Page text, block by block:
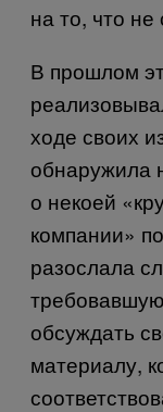
на то, что не
В прошлом
ходе своих
обнаружила
о некоей
компании»
разослала
обсуждать
материалу,